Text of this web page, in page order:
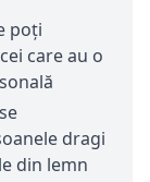
poți
care au o
dragi
din lemn